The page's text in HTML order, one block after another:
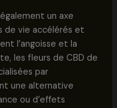
un axe
de vie accélérés et
l’angoisse et la
les fleurs de CBD de
par
une alternative
ou d’effets